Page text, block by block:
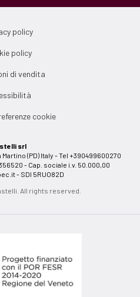
policy
policy
di vendita
cookie
srl
(PD) Italy - Tel +390499600270
- Cap. sociale i.v. 50.000,00
- SDI 5RUO82D
All rights reserved.